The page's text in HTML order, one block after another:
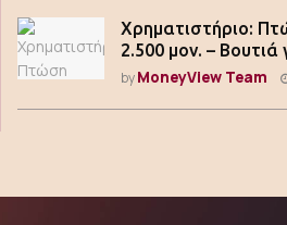
Χρηματιστήριο:
2.500 μον. – Βουτιά
byMoneyView Team